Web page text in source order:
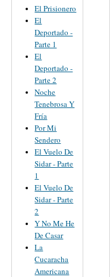
El Prisionero
El
Deportado -
Parte 1
El
Deportado -
Parte 2
Noche
Tenebrosa Y
Fría
Por Mi
Sendero
El Vuelo De
Sidar - Parte
1
El Vuelo De
Sidar - Parte
2
Y No Me He
De Casar
La
Cucaracha
Americana